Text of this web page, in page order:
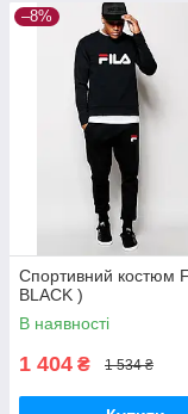
–8%
Спортивний костюм
BLACK )
В наявності
1 404 ₴ 1 534 ₴